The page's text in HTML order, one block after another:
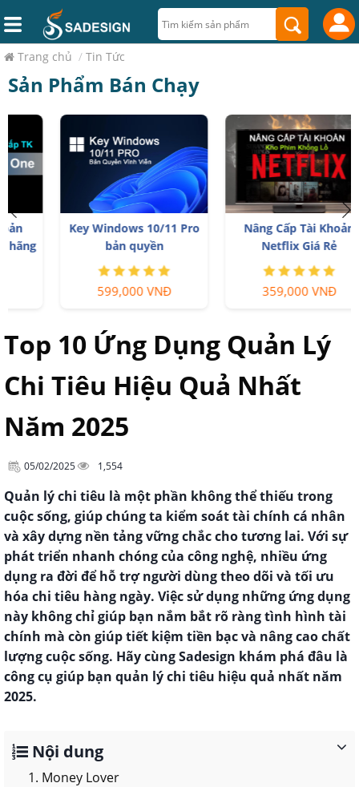
Trang chủ / Tin Tức
Sản Phẩm Bán Chạy
Key Windows 10/11 Pro
bản quyền
599,000 VNĐ
Nâng Cấp Tài Khoản
Netflix Giá Rẻ
359,000 VNĐ
Top 10 Ứng Dụng Quản Lý
Chi Tiêu Hiệu Quả Nhất
Năm 2025
05/02/2025 1,554
Quản lý chi tiêu là một phần không thể thiếu trong
cuộc sống, giúp chúng ta kiểm soát tài chính cá nhân
và xây dựng nền tảng vững chắc cho tương lai. Với sự
phát triển nhanh chóng của công nghệ, nhiều ứng
dụng ra đời để hỗ trợ người dùng theo dõi và tối ưu
hóa chi tiêu hàng ngày. Việc sử dụng những ứng dụng
này không chỉ giúp bạn nắm bắt rõ ràng tình hình tài
chính mà còn giúp tiết kiệm tiền bạc và nâng cao chất
lượng cuộc sống. Hãy cùng Sadesign khám phá đâu là
công cụ giúp bạn quản lý chi tiêu hiệu quả nhất năm
2025.
Nội dung
1. Money Lover